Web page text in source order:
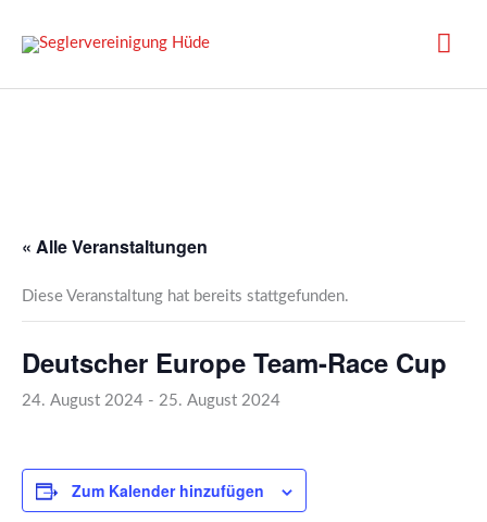
Inhalt
springen
« Alle Veranstaltungen
Diese Veranstaltung hat bereits stattgefunden.
Deutscher Europe Team-Race Cup
24. August 2024 - 25. August 2024
Zum Kalender hinzufügen